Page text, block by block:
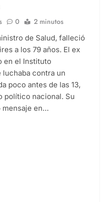
0 2 minutos
de Salud, falleció
a los 79 años. El ex
en el Instituto
luchaba contra un
poco antes de las 13,
político nacional. Su
mensaje en…